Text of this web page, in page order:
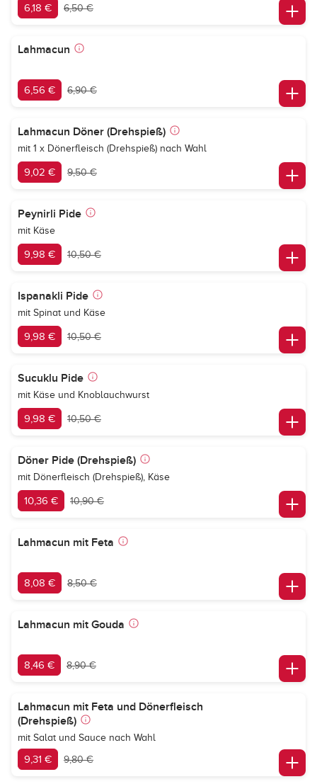
6,18 € 6,50 €
Lahmacun
6,56 € 6,90 €
Lahmacun Döner (Drehspieß)
mit 1 x Dönerfleisch (Drehspieß) nach Wahl
9,02 € 9,50 €
Peynirli Pide
mit Käse
9,98 € 10,50 €
Ispanakli Pide
mit Spinat und Käse
9,98 € 10,50 €
Sucuklu Pide
mit Käse und Knoblauchwurst
9,98 € 10,50 €
Döner Pide (Drehspieß)
mit Dönerfleisch (Drehspieß), Käse
10,36 € 10,90 €
Lahmacun mit Feta
8,08 € 8,50 €
Lahmacun mit Gouda
8,46 € 8,90 €
Lahmacun mit Feta und Dönerfleisch
(Drehspieß)
mit Salat und Sauce nach Wahl
9,31 € 9,80 €